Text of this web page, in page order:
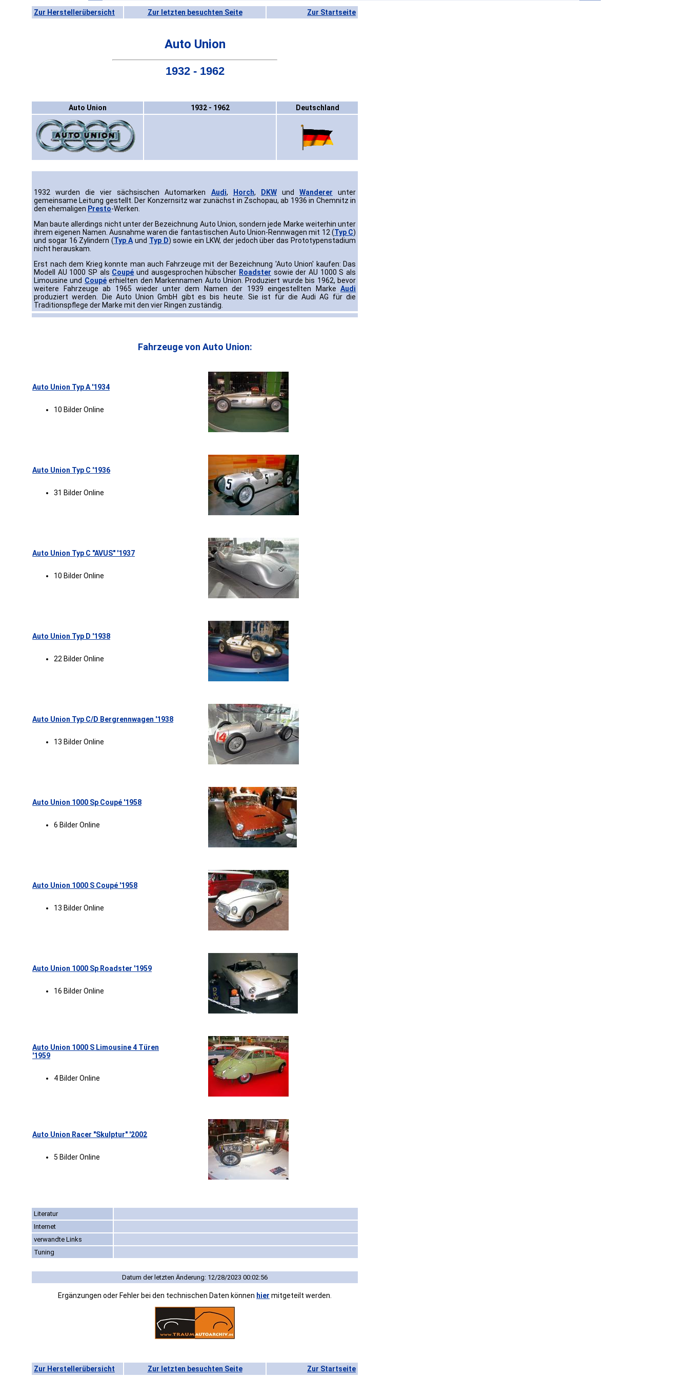
Zur Herstellerübersicht Zur letzten besuchten Seite Zur Startseite
Auto Union
1932 - 1962
Auto Union 1932 - 1962 Deutschland
1932 wurden die vier sächsischen Automarken Audi, Horch, DKWund Wanderer unter
gemeinsame Leitung gestellt. Der Konzernsitz war zunächst in Zschopau, ab 1936 in Chemnitz in
den ehemaligen Presto-Werken.
Man baute allerdings nicht unter der Bezeichnung Auto Union, sondern jede Marke weiterhin unter
ihrem eigenen Namen. Ausnahme waren die fantastischen Auto Union-Rennwagen mit 12 (Typ C)
und sogar 16 Zylindern (Typ A und Typ D) sowie ein LKW, der jedoch über das Prototypenstadium
nicht herauskam.
Erst nach dem Krieg konnte man auch Fahrzeuge mit der Bezeichnung 'Auto Union' kaufen: Das
Modell AU 1000 SP als Coupé und ausgesprochen hübscher Roadster sowie der AU 1000 S als
Limousine und Coupéerhielten den Markennamen Auto Union. Produziert wurde bis 1962, bevor
weitere Fahrzeuge ab 1965 wieder unter dem Namen der 1939 eingestellten Marke Audi
produziert werden. Die Auto Union GmbH gibt es bis heute. Sie ist für die Audi AG für die
Traditionspflege der Marke mit den vier Ringen zuständig.
Fahrzeuge von Auto Union:
Auto Union Typ A '1934
10 Bilder Online
Auto Union Typ C '1936
31 Bilder Online
Auto Union Typ C "AVUS" '1937
10 Bilder Online
Auto Union Typ D '1938
22 Bilder Online
Auto Union Typ C/D Bergrennwagen '1938
13 Bilder Online
Auto Union 1000 Sp Coupé '1958
6 Bilder Online
Auto Union 1000 S Coupé '1958
13 Bilder Online
Auto Union 1000 Sp Roadster '1959
16 Bilder Online
Auto Union 1000 S Limousine 4 Türen
'1959
4 Bilder Online
Auto Union Racer "Skulptur" '2002
5 Bilder Online
Literatur
Internet
verwandte Links
Tuning
Datum der letzten Änderung: 12/28/2023 00:02:56
Ergänzungen oder Fehler bei den technischen Daten können hier mitgeteilt werden.
Zur Herstellerübersicht Zur letzten besuchten Seite Zur Startseite